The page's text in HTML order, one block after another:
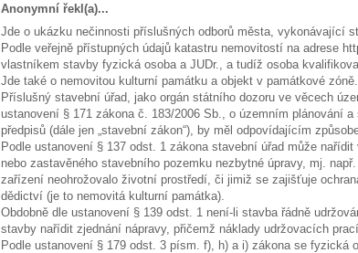
Anonymní řekl(a)...
Jde o ukázku nečinnosti příslušných odborů města, vykonávající
Podle veřejně přístupných údajů katastru nemovitostí na adrese
vlastníkem stavby fyzická osoba a JUDr., a tudíž osoba
Jde také o nemovitou kulturní památku a objekt v památkové zóně.
Příslušný stavební úřad, jako orgán státního dozoru ve věcech
ustanovení § 171 zákona č. 183/2006 Sb., o územním plánování
předpisů (dále jen „stavební zákon“), by měl odpovídajícím
Podle ustanovení § 137 odst. 1 zákona stavební úřad může
nebo zastavěného stavebního pozemku nezbytné úpravy, mj.
zařízení neohrožovalo životní prostředí, či jimiž se zajišťuje
dědictví (je to nemovitá kulturní památka).
Obdobně dle ustanovení § 139 odst. 1 není-li stavba řádně
stavby nařídit zjednání nápravy, přičemž náklady udržovacích
Podle ustanovení § 179 odst. 3 písm. f), h) a i) zákona se fyzická